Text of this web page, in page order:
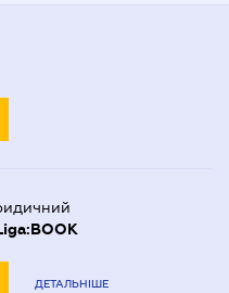
ДЕТАЛЬНІШЕ